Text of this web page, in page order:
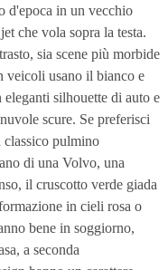
d'epoca in un vecchio
che vola sopra la testa.
sia scene più morbide
veicoli usano il bianco e
silhouette di auto e
scure. Se preferisci
classico pulmino
di una Volvo, una
il cruscotto verde giada
in cieli rosa o
bene in soggiorno,
a seconda